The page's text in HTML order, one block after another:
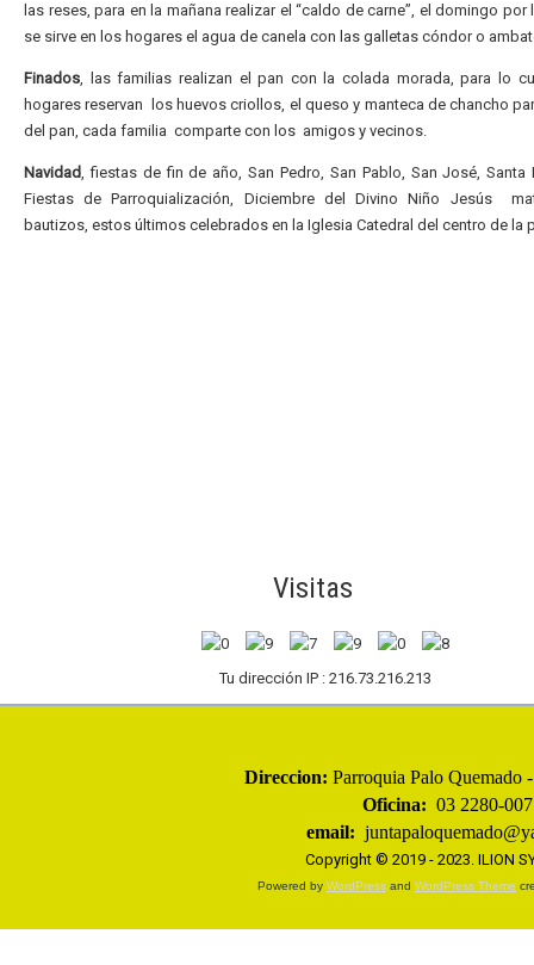
las reses, para en la mañana realizar el “caldo de carne”, el domingo por
se sirve en los hogares el agua de canela con las galletas cóndor o
Finados, las familias realizan el pan con la colada morada, para lo
hogares reservan los huevos criollos, el queso y manteca de chancho
del pan, cada familia comparte con los amigos y vecinos.
Navidad, fiestas de fin de año, San Pedro, San Pablo, San José, Santa
Fiestas de Parroquialización, Diciembre del Divino Niño Jesús
bautizos, estos últimos celebrados en la Iglesia Catedral del centro de la
Visitas
Tu dirección IP : 216.73.216.213
Direccion: Parroquia Palo Quemado
Oficina: 03 2280-007
email:
Copyright © 2019 - 2023. ILION
Powered by WordPress and WordPress Theme